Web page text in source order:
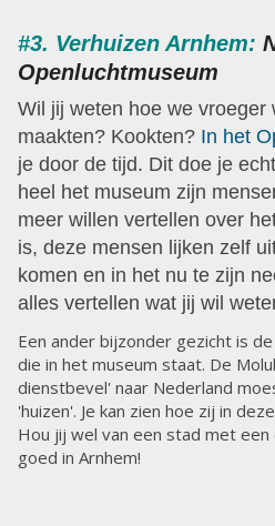
#3. Verhuizen Arnhem:
Openluchtmuseum
Wil jij weten hoe we vroeger
maakten? Kookten? In het
je door de tijd. Dit doe je
heel het museum zijn
meer willen vertellen over
is, deze mensen lijken zelf
komen en in het nu te zijn
alles vertellen wat jij wil
Een ander bijzonder gezicht is
die in het museum staat. De
dienstbevel' naar Nederland
'huizen'. Je kan zien hoe zij in
Hou jij wel van een stad met
goed in Arnhem!